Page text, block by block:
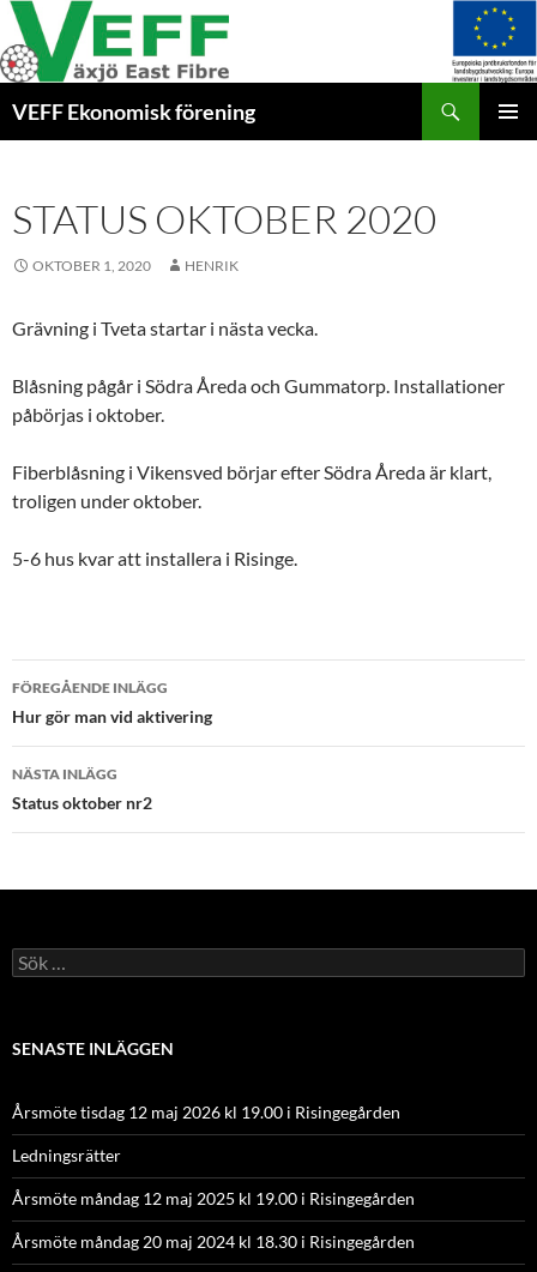
Hoppa
till
innehåll
VEFF Ekonomisk förening
STATUS OKTOBER 2020
OKTOBER 1, 2020 HENRIK
Grävning i Tveta startar i nästa vecka.
Blåsning pågår i Södra Åreda och Gummatorp. Installationer
påbörjas i oktober.
Fiberblåsning i Vikensved börjar efter Södra Åreda är klart,
troligen under oktober.
5-6 hus kvar att installera i Risinge.
Inläggsnavigering
FÖREGÅENDE INLÄGG
Hur gör man vid aktivering
NÄSTA INLÄGG
Status oktober nr2
Sök
efter:
SENASTE INLÄGGEN
Årsmöte tisdag 12 maj 2026 kl 19.00 i Risingegården
Ledningsrätter
Årsmöte måndag 12 maj 2025 kl 19.00 i Risingegården
Årsmöte måndag 20 maj 2024 kl 18.30 i Risingegården